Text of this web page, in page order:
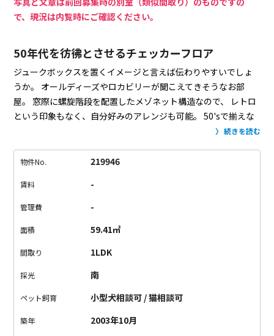
で、現況は内覧時にご確認ください。
50年代を彷彿とさせるチェッカーフロア
ジュークボックスを置くイメージと言えば伝わりやすいでしょ
うか。
オールディーズやロカビリーが聞こえてきそうなお部
屋。
窓際に螺旋階段を配置したメゾネット構造なので、
レトロ
という印象もなく、自分好みのアレンジも可能。 50'sで揃えな
面白いのが上下階にそ
可能で、
どちらの扉の前にもエレベーターがあります。
センスでアレンジしてみてください。
続きを読む
物件No. 219946
賃料 -
管理費 -
面積 59.41㎡
間取り 1LDK
採光 南
ペット飼育 小型犬相談可 / 猫相談可
築年 2003年10月